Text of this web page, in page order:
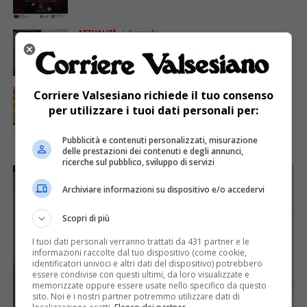
ATTUALITÀ 2 anni fa
ATTUALITÀ 2 anni fa
Villaggio della Bontà a Lozzolo
Corriere Valsesiano richiede il tuo consenso
per utilizzare i tuoi dati personali per:
Pubblicità e contenuti personalizzati, misurazione
delle prestazioni dei contenuti e degli annunci,
ricerche sul pubblico, sviluppo di servizi
Archiviare informazioni su dispositivo e/o accedervi
Scopri di più
I tuoi dati personali verranno trattati da 431 partner e le
informazioni raccolte dal tuo dispositivo (come cookie,
identificatori univoci e altri dati del dispositivo) potrebbero
essere condivise con questi ultimi, da loro visualizzate e
memorizzate oppure essere usate nello specifico da questo
sito. Noi e i nostri partner potremmo utilizzare dati di